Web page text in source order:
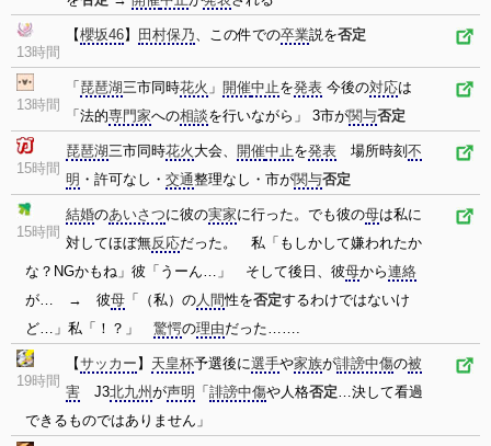
13時間
【櫻坂46】 田村保乃、この件での卒業説を否定
13時間
「 琵琶湖三市同時花火 」 開催中止を発表 今後の対応は
「法的専門家への相談を行いながら」 3市が関与否定
15時間
琵琶湖三市同時花火 大会、 開催中止を発表 場所時刻 不
明 ・許可なし・ 交通整理なし・市が関与否定
15時間
結婚のあいさつに彼の実家に行った。でも彼の母は私に
対してほぼ無反応だった。 私「もしかして嫌われたか
な？NGかもね」彼「うーん…」 そして後日、彼母から連絡
が… → 彼母 「（私）の人間性を否定するわけではないけ
ど…」私「！？」 驚愕の理由だった…….
19時間
【サッカー 】 天皇杯予選後に選手や家族が誹謗中傷の被
害 J3北九州 が声明 「 誹謗中傷や人格否定…決して看過
できるものではありません」